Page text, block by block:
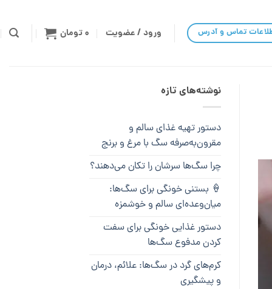
تماس و آدرس ورود / عضویت ۰تومان
نوشته‌های تازه
دستور تهیه غذای سالم و
مقرون‌به‌صرفه سگ با مرغ و برنج
چرا سگ‌ها سرشان را تکان می‌دهند؟
🍦 بستنی خونگی برای سگ‌ها:
میان‌وعده‌ای سالم و خوشمزه
دستور غذایی خونگی برای سفت
کردن مدفوع سگ‌ها
کرم‌های گرد در سگ‌ها: علائم، درمان
و پیشگیری